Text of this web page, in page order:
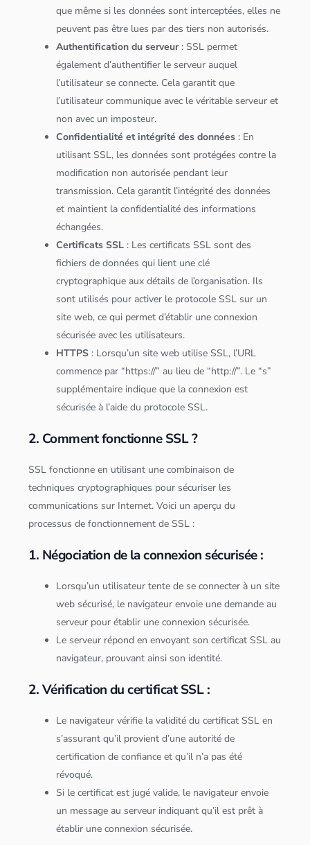
que même si lesdonnées sont interceptées, elles ne
peuvent pas être lues par des tiers non autorisés.
Authentification duserveur: SSL permet
également d’authentifier le serveur auquel
l’utilisateur se connecte. Cela garantit que
l’utilisateur communique avec le véritable serveur et
non avec un imposteur.
Confidentialité et intégrité desdonnées : En
utilisant SSL, lesdonnées sont protégées contre la
modification non autorisée pendant leur
transmission. Cela garantit l’intégrité desdonnées
et maintient la confidentialité des informations
échangées.
Certificats SSL : Les certificats SSL sont des
fichiers dedonnées qui lient une clé
cryptographique aux détails de l’organisation. Ils
sont utilisés pour activer le protocole SSL sur un
site web, ce qui permet d’établir une connexion
sécurisée avec les utilisateurs.
HTTPS : Lorsqu’un site web utilise SSL, l’URL
commence par “https://” au lieu de “http://”. Le “s”
supplémentaire indique que la connexion est
sécurisée à l’aide du protocole SSL.
2. Comment fonctionne SSL ?
SSL fonctionne en utilisant une combinaison de
techniques cryptographiques pour sécuriser les
communications sur Internet. Voici un aperçu du
processus de fonctionnement de SSL :
1. Négociation de la connexion sécurisée :
Lorsqu’un utilisateur tente de se connecter à un site
web sécurisé, le navigateur envoie une demande au
serveur pour établir une connexion sécurisée.
Le serveur répond en envoyant son certificat SSL au
navigateur, prouvant ainsi son identité.
2. Vérification du certificat SSL :
Le navigateur vérifie la validité du certificat SSL en
s’assurant qu’il provient d’une autorité de
certification de confiance et qu’il n’a pas été
révoqué.
Si le certificat est jugé valide, le navigateur envoie
un message au serveur indiquant qu’il est prêt à
établir une connexion sécurisée.